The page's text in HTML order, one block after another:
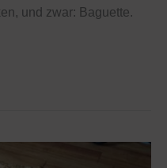
und zwar: Baguette.